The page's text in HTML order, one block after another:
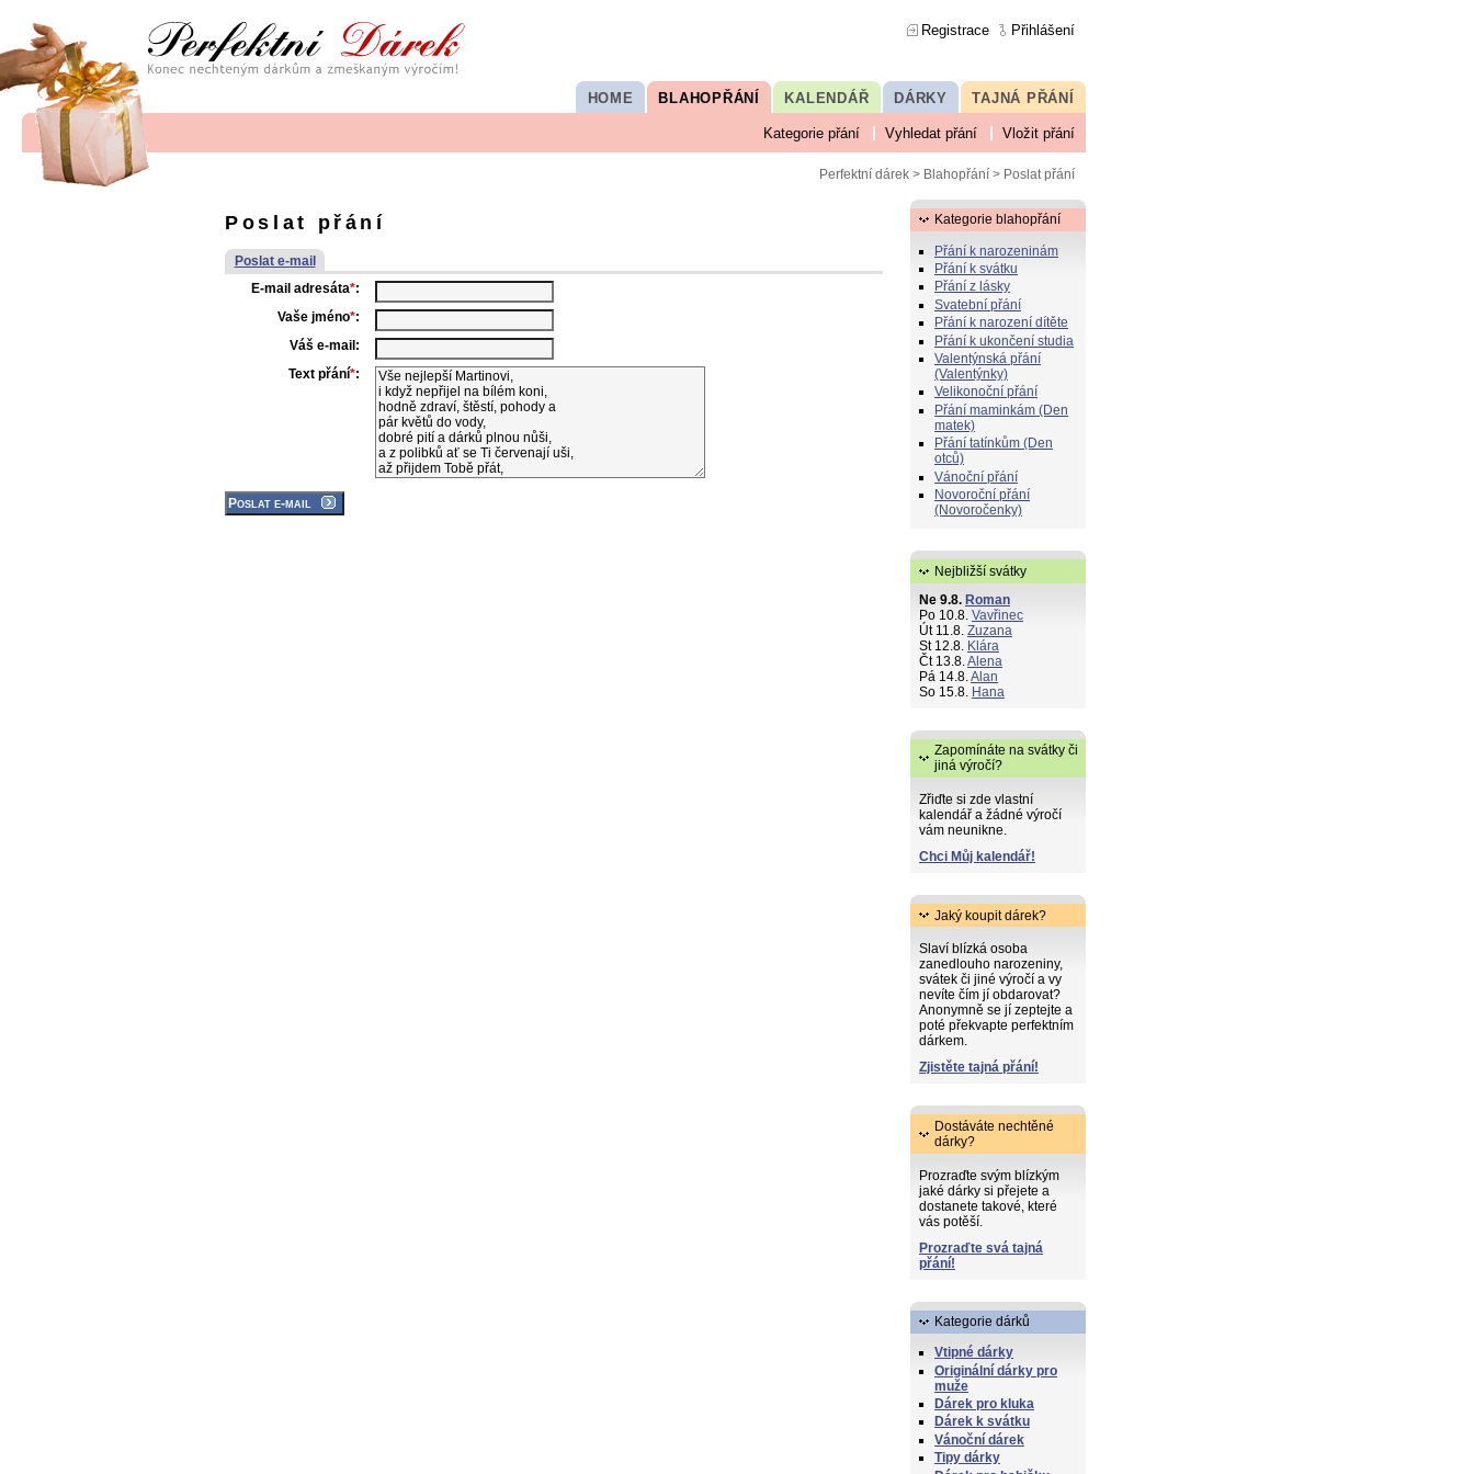
Registrace Přihlášení
TAJNÁ PŘÁNÍ
DÁRKY
KALENDÁŘ
BLAHOPŘÁNÍ
HOME
Kategorie přání Vyhledat přání Vložit přání
Perfektní dárek > Blahopřání > Poslat přání
Poslat přání
Poslat e-mail
E-mail adresáta*:
Vaše jméno*:
Váš e-mail:
Text přání*:
Kategorie blahopřání
Přání k narozeninám
Přání k svátku
Přání z lásky
Svatební přání
Přání k narození dítěte
Přání k ukončení studia
Valentýnská přání
(Valentýnky)
Velikonoční přání
Přání maminkám (Den
matek)
Přání tatínkům (Den
otců)
Vánoční přání
Novoroční přání
(Novoročenky)
Nejbližší svátky
Ne 9.8. Roman
Po 10.8. Vavřinec
Út 11.8. Zuzana
St 12.8. Klára
Čt 13.8. Alena
Pá 14.8. Alan
So 15.8. Hana
Zapomínáte na svátky či
jiná výročí?
Zřiďte si zde vlastní
kalendář a žádné výročí
vám neunikne.
Chci Můj kalendář!
Jaký koupit dárek?
Slaví blízká osoba
zanedlouho narozeniny,
svátek či jiné výročí a vy
nevíte čím jí obdarovat?
Anonymně se jí zeptejte a
poté překvapte perfektním
dárkem.
Zjistěte tajná přání!
Dostáváte nechtěné
dárky?
Prozraďte svým blízkým
jaké dárky si přejete a
dostanete takové, které
vás potěší.
Prozraďte svá tajná
přání!
Kategorie dárků
Vtipné dárky
Originální dárky pro
muže
Dárek pro kluka
Dárek k svátku
Vánoční dárek
Tipy dárky